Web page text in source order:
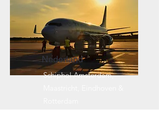
Nederland
Schiphol Amsterdam,